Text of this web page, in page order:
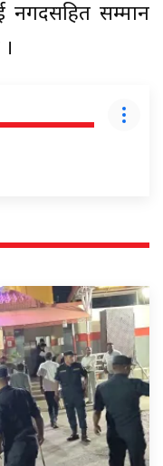
नगदसहित सम्मान